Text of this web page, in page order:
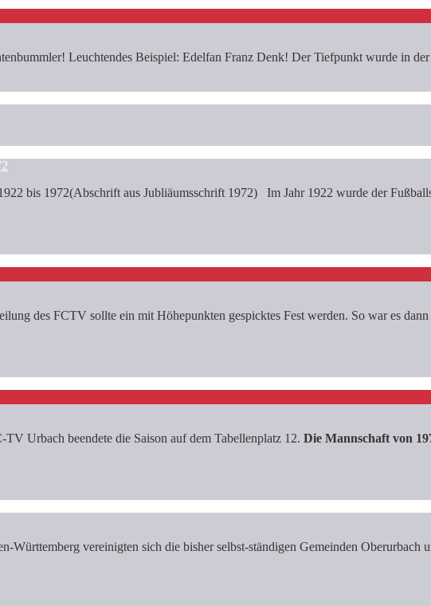
Leuchtendes Beispiel: Edelfan Franz Denk! Der Tiefpunkt wurde in
bis 1972(Abschrift aus Jubliäumsschrift 1972) Im Jahr 1922 wurde der
des FCTV sollte ein mit Höhepunkten gespicktes Fest werden. So war es dann
TV Urbach beendete die Saison auf dem Tabellenplatz 12. Die Mannschaft von
Württemberg vereinigten sich die bisher selbst-ständigen Gemeinden Oberurbach